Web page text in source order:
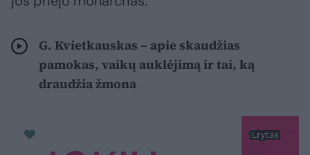
G. Kvietkauskas – apie skaudžias
pamokas, vaikų auklėjimą ir tai, ką
draudžia žmona